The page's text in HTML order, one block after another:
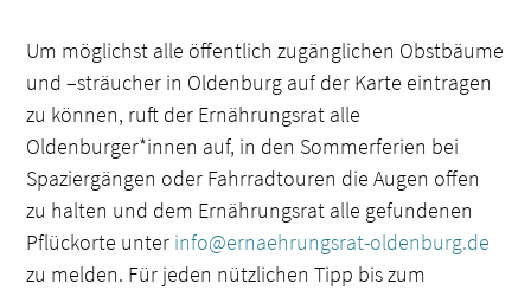
Um möglichst alle öffentlich zugänglichen Obstbäume
und –sträucher in Oldenburg auf der Karte eintragen
zu können, ruft der Ernährungsrat alle
Oldenburger*innen auf, in den Sommerferien bei
Spaziergängen oder Fahrradtouren die Augen offen
zu halten und dem Ernährungsrat alle gefundenen
Pflückorte unter info@ernaehrungsrat-oldenburg.de
zu melden. Für jeden nützlichen Tipp bis zum